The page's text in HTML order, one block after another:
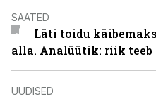
SAATED
Läti toidu
alla. Analüütik: riik
UUDISED